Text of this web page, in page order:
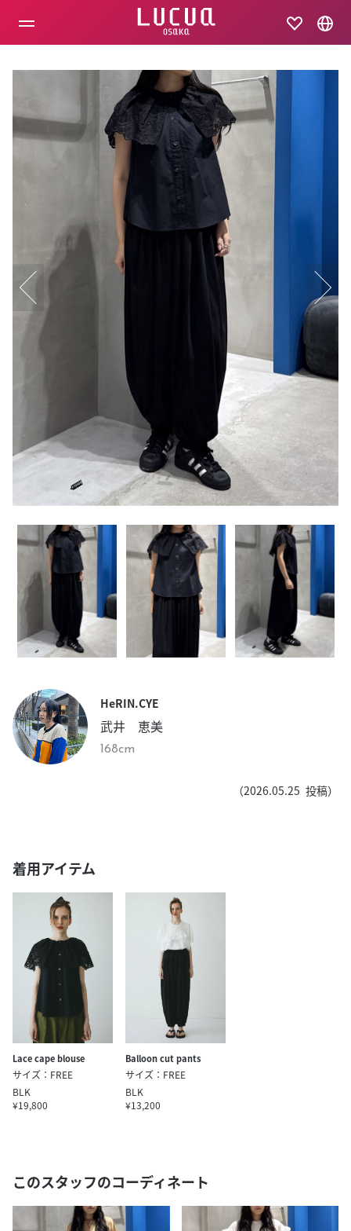
HeRIN.CYE
武井 恵美
168cm
（2026.05.25 投稿）
着用アイテム
Lace cape blouse
サイズ：FREE
BLK
¥19,800
Balloon cut pants
サイズ：FREE
BLK
¥13,200
このスタッフのコーディネート